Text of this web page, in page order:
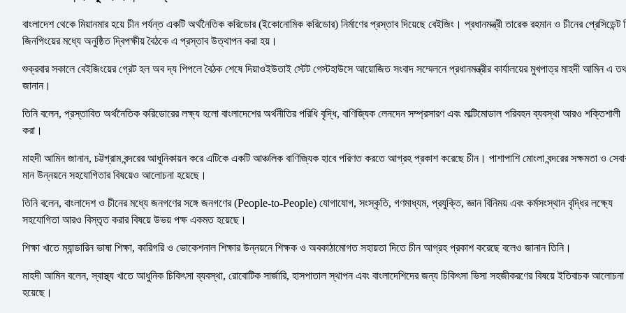
বাংলাদেশ থেকে মিয়ানমার হয়ে চীন পর্যন্ত একটি অর্থনৈতিক করিডোর (ইকোনোমিক করিডোর) নির্মাণের প্রস্তাব দিয়েছে বেইজিং। প্রধানমন্ত্রী তারেক রহমান ও চীনের প্রেসিডেন্ট
জিনপিংয়ের মধ্যে অনুষ্ঠিত দ্বিপক্ষীয় বৈঠকে এ প্রস্তাব উত্থাপন করা হয়।
শুক্রবার সকালে বেইজিংয়ের গ্রেট হল অব দ্য পিপলে বৈঠক শেষে দিয়াওইউতাই স্টেট গেস্টহাউসে আয়োজিত সংবাদ সম্মেলনে প্রধানমন্ত্রীর কার্যালয়ের মুখপাত্র মাহদী আমিন এ
জানান।
তিনি বলেন, প্রস্তাবিত অর্থনৈতিক করিডোরের লক্ষ্য হলো বাংলাদেশের অর্থনীতির পরিধি বৃদ্ধি, বাণিজ্যিক লেনদেন সম্প্রসারণ এবং মাল্টিমোডাল পরিবহন ব্যবস্থা আরও শক্তিশালী
করা।
মাহদী আমিন জানান, চট্টগ্রাম বন্দরের আধুনিকায়ন করে এটিকে একটি আঞ্চলিক বাণিজ্যিক হাবে পরিণত করতে আগ্রহ প্রকাশ করেছে চীন। পাশাপাশি মোংলা বন্দরের সক্ষমতা ও
মান উন্নয়নে সহযোগিতার বিষয়েও আলোচনা হয়েছে।
তিনি বলেন, বাংলাদেশ ও চীনের মধ্যে জনগণের সঙ্গে জনগণের (People-to-People) যোগাযোগ, সংস্কৃতি, গণমাধ্যম, প্রযুক্তি, জ্ঞান বিনিময় এবং কর্মসংস্থান বৃদ্ধির লক্ষ্যে
সহযোগিতা আরও বিস্তৃত করার বিষয়ে উভয় পক্ষ একমত হয়েছে।
শিক্ষা খাতে ম্যান্ডারিন ভাষা শিক্ষা, কারিগরি ও ভোকেশনাল শিক্ষার উন্নয়নে শিক্ষক ও অবকাঠামোগত সহায়তা দিতে চীন আগ্রহ প্রকাশ করেছে বলেও জানান তিনি।
মাহদী আমিন বলেন, স্বাস্থ্য খাতে আধুনিক চিকিৎসা ব্যবস্থা, রোবোটিক সার্জারি, হাসপাতাল স্থাপন এবং বাংলাদেশিদের জন্য চিকিৎসা ভিসা সহজীকরণের বিষয়ে ইতিবাচক আলোচনা
হয়েছে।